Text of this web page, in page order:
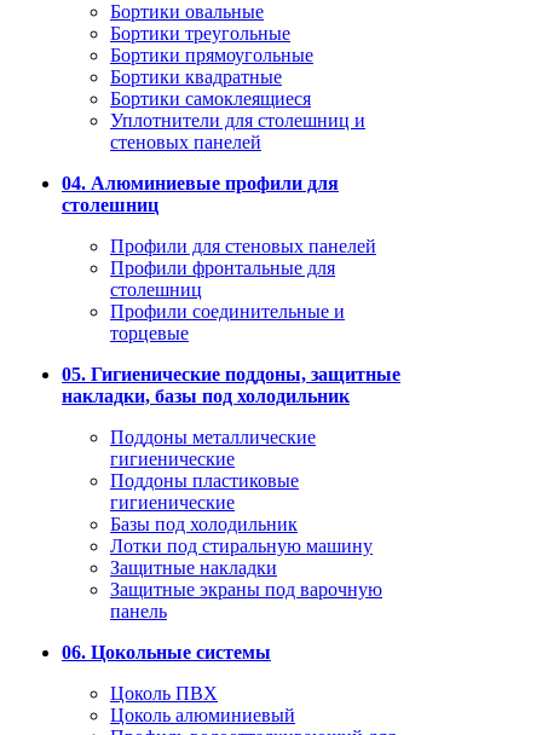
Бортики овальные
Бортики треугольные
Бортики прямоугольные
Бортики квадратные
Бортики самоклеящиеся
Уплотнители для столешниц и
стеновых панелей
04. Алюминиевые профили для
столешниц
Профили для стеновых панелей
Профили фронтальные для
столешниц
Профили соединительные и
торцевые
05. Гигиенические поддоны, защитные
накладки, базы под холодильник
Поддоны металлические
гигиенические
Поддоны пластиковые
гигиенические
Базы под холодильник
Лотки под стиральную машину
Защитные накладки
Защитные экраны под варочную
панель
06. Цокольные системы
Цоколь ПВХ
Цоколь алюминиевый